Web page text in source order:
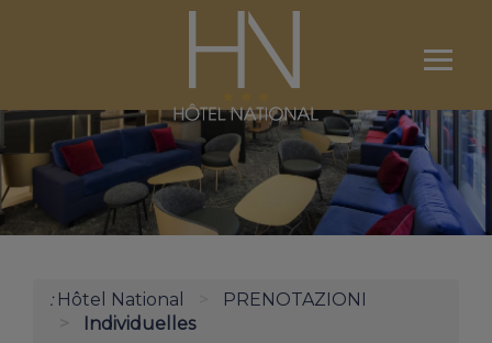
menu
ALBERGO
CAMERE
LOURDES
: Hôtel National
PRENOTAZIONI
Individuelles